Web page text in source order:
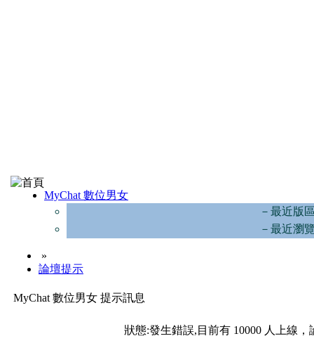
MyChat 數位男女
－最近版
－最近瀏
»
論壇提示
MyChat 數位男女 提示訊息
狀態:發生錯誤,目前有 10000 人上線